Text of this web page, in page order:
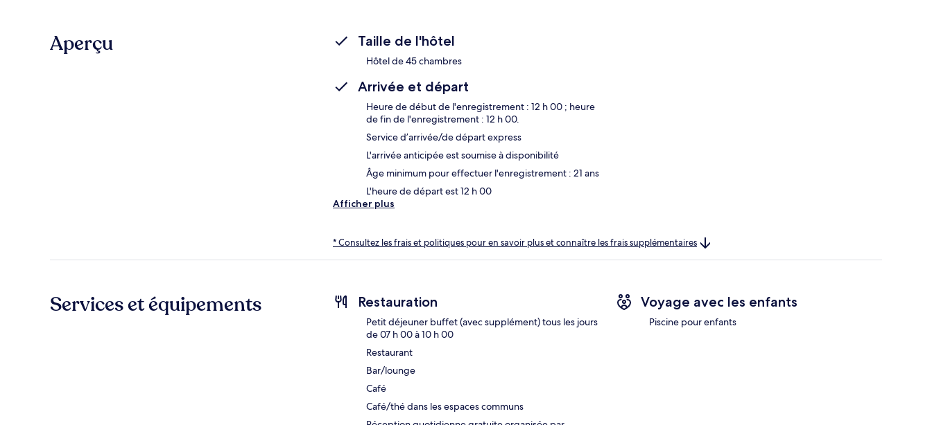
Aperçu Taille de l'hôtel
Hôtel de 45 chambres
Arrivée et départ
Heure de début de l'enregistrement : 12 h 00 ; heure
de fin de l'enregistrement : 12 h 00.
Service d’arrivée/de départ express
L'arrivée anticipée est soumise à disponibilité
Âge minimum pour effectuer l'enregistrement : 21 ans
L'heure de départ est 12 h 00
Afficher plus
* Consultez les frais et politiques pour en savoir plus et connaître les frais supplémentaires
Services et équipements Restauration
Petit déjeuner buffet (avec supplément) tous les jours
de 07 h 00 à 10 h 00
Restaurant
Bar/lounge
Café
Café/thé dans les espaces communs
Voyage avec les enfants
Piscine pour enfants